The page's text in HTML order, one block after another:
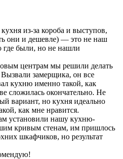
из-за короба и выступов,
они и дешевле) — это не наш
были, но не нашли
центрам мы решили делать
замерщика, он все
кухню именно такой, как
сложилась окончательно. Не
вариант, но кухня идеально
как мне нравится.
установили нашу кухню-
кривым стенам, им пришлось
шкафчиков, но результат